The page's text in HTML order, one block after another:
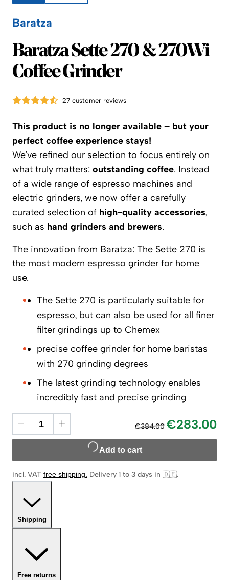
Baratza
Baratza
Baratza Sette 270 & 270Wi
Coffee Grinder
27 customer reviews
This product is no longer available – but your
perfect coffee experience stays!
We’ve refined our selection to focus entirely on
what truly matters: outstanding coffee. Instead
of a wide range of espresso machines and
electric grinders, we now offer a carefully
curated selection of high-quality accessories,
such as hand grinders and brewers.
The innovation from Baratza: The Sette 270 is
the most modern espresso grinder for home
use.
The Sette 270 is particularly suitable for
espresso, but can also be used for all finer
filter grindings up to Chemex
precise coffee grinder for home baristas
with 270 grinding degrees
The latest grinding technology enables
incredibly fast and precise grinding
€384.00 €283.00
Add to cart
incl. VAT free shipping. Delivery 1 to 3 days in 🇩🇪.
Shipping
Free returns